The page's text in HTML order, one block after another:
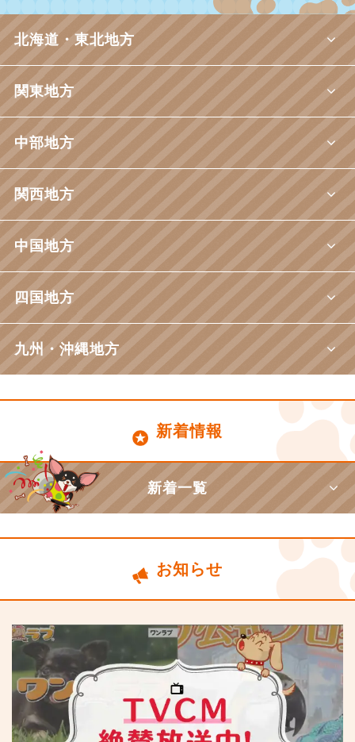
北海道・東北地方
関東地方
中部地方
関西地方
中国地方
四国地方
九州・沖縄地方
新着情報
新着一覧
お知らせ